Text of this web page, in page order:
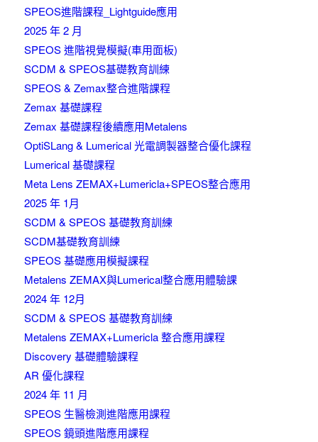
SPEOS進階課程_Lightguide應用
2025 年 2 月
SPEOS 進階視覺模擬(車用面板)
SCDM & SPEOS基礎教育訓練
SPEOS & Zemax整合進階課程
Zemax 基礎課程
Zemax 基礎課程後續應用Metalens
OptiSLang & Lumerical 光電調製器整合優化課程
Lumerical 基礎課程
Meta Lens ZEMAX+Lumericla+SPEOS整合應用
2025 年 1月
SCDM & SPEOS 基礎教育訓練
SCDM基礎教育訓練
SPEOS 基礎應用模擬課程
Metalens ZEMAX與Lumerical整合應用體驗課
2024 年 12月
SCDM & SPEOS 基礎教育訓練
Metalens ZEMAX+Lumericla 整合應用課程
Discovery 基礎體驗課程
AR 優化課程
2024 年 11 月
SPEOS 生醫檢測進階應用課程
SPEOS 鏡頭進階應用課程